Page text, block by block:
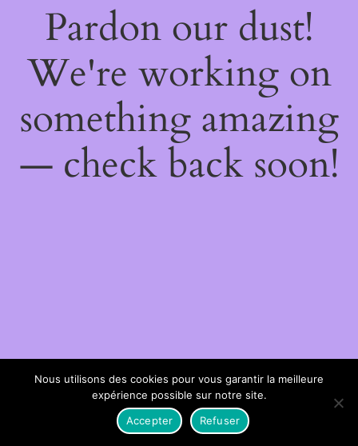
Pardon our dust!
We're working on
something amazing
— check back soon!
Nous utilisons des cookies pour vous garantir la meilleure
expérience possible sur notre site.
Accepter
Refuser